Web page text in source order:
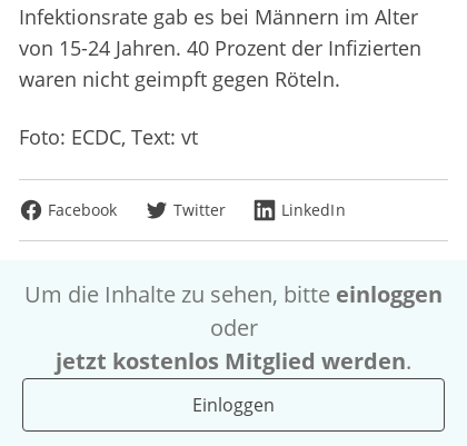
Infektionsrate gab es bei Männern im Alter
von 15-24 Jahren. 40 Prozent der Infizierten
waren nicht geimpft gegen Röteln.
Foto: ECDC, Text: vt
Facebook Twitter LinkedIn
Um die Inhalte zu sehen, bitte einloggen
oder
jetzt kostenlos Mitglied werden.
Einloggen